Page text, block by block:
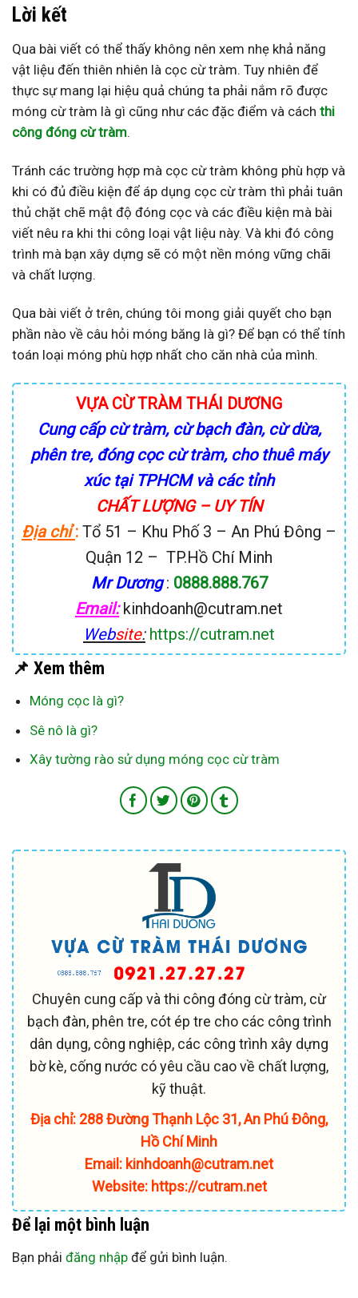
Lời kết
Qua bài viết có thể thấy không nên xem nhẹ khả năng
vật liệu đến thiên nhiên là cọc cừ tràm. Tuy nhiên để
thực sự mang lại hiệu quả chúng ta phải nắm rõ được
móng cừ tràm là gì cũng như các đặc điểm và cách thi
công đóng cừ tràm.
Tránh các trường hợp mà cọc cừ tràm không phù hợp và
khi có đủ điều kiện để áp dụng cọc cừ tràm thì phải tuân
thủ chặt chẽ mật độ đóng cọc và các điều kiện mà bài
viết nêu ra khi thi công loại vật liệu này. Và khi đó công
trình mà bạn xây dựng sẽ có một nền móng vững chãi
và chất lượng.
Qua bài viết ở trên, chúng tôi mong giải quyết cho bạn
phần nào về câu hỏi móng băng là gì? Để bạn có thể tính
toán loại móng phù hợp nhất cho căn nhà của mình.
VỰA CỪ TRÀM THÁI DƯƠNG
Cung cấp cừ tràm, cừ bạch đàn, cừ dừa,
phên tre, đóng cọc cừ tràm, cho thuê máy
xúc tại TPHCM và các tỉnh
CHẤT LƯỢNG – UY TÍN
Địa chỉ: Tổ 51 – Khu Phố 3 – An Phú Đông –
Quận 12 – TP.Hồ Chí Minh
Mr Dương : 0888.888.767
Email:kinhdoanh@cutram.net
Website: https://cutram.net
📌 Xem thêm
Móng cọc là gì?
Sê nô là gì?
Xây tường rào sử dụng móng cọc cừ tràm
Chuyên cung cấp và thi công đóng cừ tràm, cừ
bạch đàn, phên tre, cót ép tre cho các công trình
dân dụng, công nghiệp, các công trình xây dựng
bờ kè, cống nước có yêu cầu cao về chất lượng,
kỹ thuật.
Địa chỉ: 288 Đường Thạnh Lộc 31, An Phú Đông,
Hồ Chí Minh
Email: kinhdoanh@cutram.net
Website: https://cutram.net
Để lại một bình luận
Bạn phải đăng nhập để gửi bình luận.